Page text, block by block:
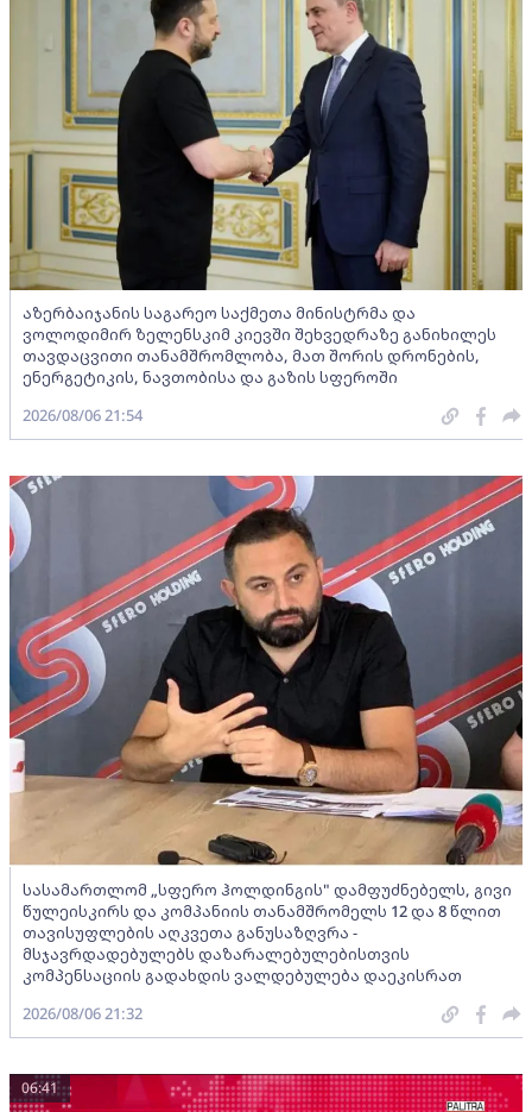
აზერბაიჯანის საგარეო საქმეთა მინისტრმა და
ვოლოდიმირ ზელენსკიმ კიევში შეხვედრაზე განიხილეს
თავდაცვითი თანამშრომლობა, მათ შორის დრონების,
ენერგეტიკის, ნავთობისა და გაზის სფეროში
2026/08/06 21:54
სასამართლომ „სფერო ჰოლდინგის" დამფუძნებელს, გივი
წულეისკირს და კომპანიის თანამშრომელს 12 და 8 წლით
თავისუფლების აღკვეთა განუსაზღვრა -
მსჯავრდადებულებს დაზარალებულებისთვის
კომპენსაციის გადახდის ვალდებულება დაეკისრათ
2026/08/06 21:32
06:41